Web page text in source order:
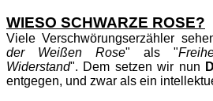
WIESO SCHWARZE ROSE?
Viele Verschwörungserzähler
der Weißen Rose" als "
Widerstand". Dem setzen wir nun
entgegen, und zwar als ein